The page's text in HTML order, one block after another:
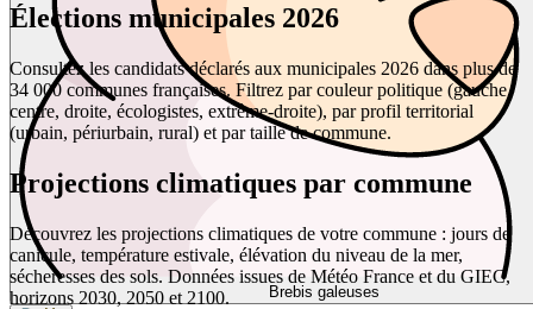
Brebis galeuses
Élections municipales 2026
Consultez les candidats déclarés aux municipales 2026 dans plus de
34 000 communes françaises. Filtrez par couleur politique (gauche,
centre, droite, écologistes, extrême-droite), par profil territorial
(urbain, périurbain, rural) et par taille de commune.
Projections climatiques par commune
Découvrez les projections climatiques de votre commune : jours de
canicule, température estivale, élévation du niveau de la mer,
sécheresses des sols. Données issues de Météo France et du GIEC,
horizons 2030, 2050 et 2100.